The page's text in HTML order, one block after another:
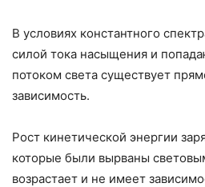
В условиях константного
силой тока насыщения и
потоком света существует
зависимость.
Рост кинетической энергии
которые были вырваны
возрастает и не имеет